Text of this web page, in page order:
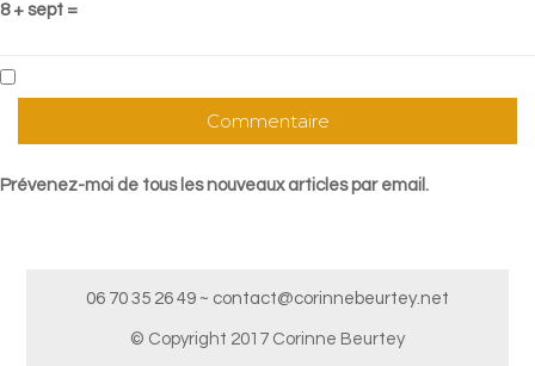
8 + sept =
Prévenez-moi de tous les nouveaux articles par email.
06 70 35 26 49 ~ contact@corinnebeurtey.net
© Copyright 2017 Corinne Beurtey